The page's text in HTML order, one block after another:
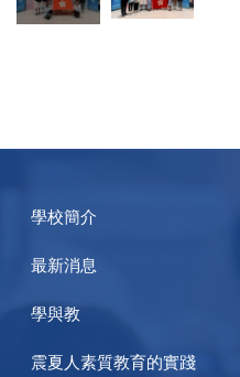
學校簡介
最新消息
學與教
震夏人素質教育的實踐